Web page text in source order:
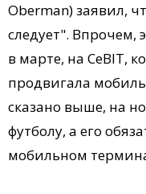
Oberman) заявил,
следует". Впрочем,
в марте, на CeBIT,
продвигала
сказано выше, на
футболу, а его
мобильном